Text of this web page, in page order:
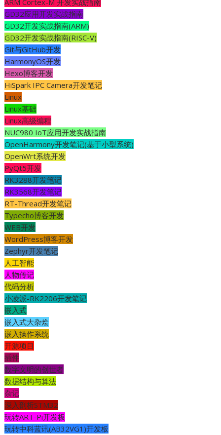
ARM Cortex-M 开发实战指南
GD32应用开发实战指南
GD32开发实战指南(ARM)
GD32开发实战指南(RISC-V)
Git与GitHub开发
HarmonyOS开发
Hexo博客开发
HiSpark IPC Camera开发笔记
Linux
Linux基础
Linux高级编程
NUC980 IoT应用开发实战指南
OpenHarmony开发笔记(基于小型系统)
OpenWrt系统开发
PyQt5开发
RK3288开发笔记
RK3568开发笔记
RT-Thread开发笔记
Typecho博客开发
WEB开发
WordPress博客开发
Zephyr开发笔记
人工智能
人物传记
代码分析
小凌派-RK2206开发笔记
嵌入式
嵌入式大杂烩
嵌入操作系统
开源项目
插件
数字文明的创世者
数据结构与算法
杂记
深入剖析STM32
玩转ART-Pi开发板
玩转中科蓝讯(AB32VG1)开发板